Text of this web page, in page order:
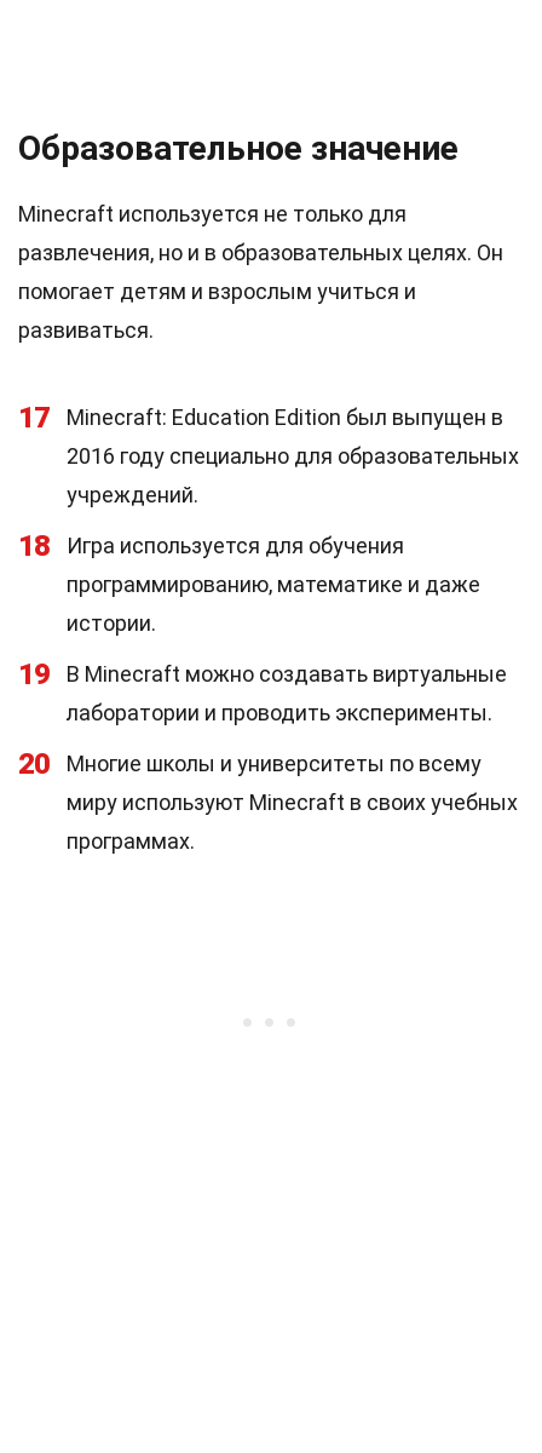
Образовательное значение
Minecraft используется не только для
развлечения, но и в образовательных целях. Он
помогает детям и взрослым учиться и
развиваться.
17
Minecraft: Education Edition был выпущен в
2016 году специально для образовательных
учреждений.
18
Игра используется для обучения
программированию, математике и даже
истории.
19
В Minecraft можно создавать виртуальные
лаборатории и проводить эксперименты.
20
Многие школы и университеты по всему
миру используют Minecraft в своих учебных
программах.